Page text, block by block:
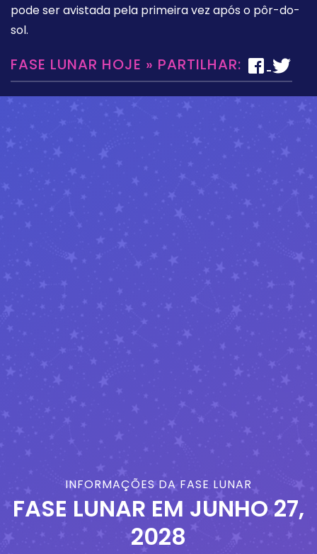
pode ser avistada pela primeira vez após o pôr-do-
sol.
FASE LUNAR HOJE » PARTILHAR:
INFORMAÇÕES DA FASE LUNAR
FASE LUNAR EM JUNHO 27,
2028